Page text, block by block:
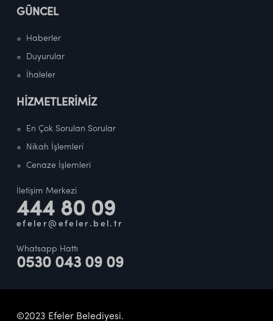
GÜNCEL
Haberler
Duyurular
İhaleler
HİZMETLERİMİZ
En Çok Sorulan Sorular
Nikah İşlemleri
Cenaze İşlemleri
İletişim Merkezi
444 80 09
efeler@efeler.bel.tr
Whatsapp Hattı
0530 043 09 09
©2023 Efeler Belediyesi.